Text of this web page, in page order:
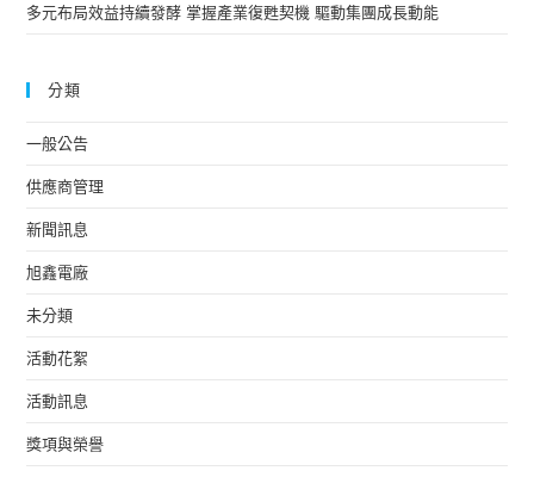
多元布局效益持續發酵 掌握產業復甦契機 驅動集團成長動能
分類
一般公告
供應商管理
新聞訊息
旭鑫電廠
未分類
活動花絮
活動訊息
獎項與榮譽